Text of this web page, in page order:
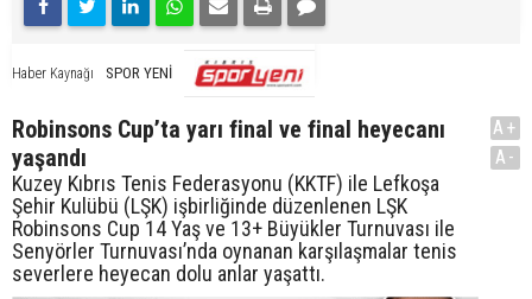
Haber Kaynağı SPOR YENİ
Robinsons Cup’ta yarı final ve final heyecanı
yaşandı
Kuzey Kıbrıs Tenis Federasyonu (KKTF) ile Lefkoşa
Şehir Kulübü (LŞK) işbirliğinde düzenlenen LŞK
Robinsons Cup 14 Yaş ve 13+ Büyükler Turnuvası ile
Senyörler Turnuvası’nda oynanan karşılaşmalar tenis
severlere heyecan dolu anlar yaşattı.
A+
A-